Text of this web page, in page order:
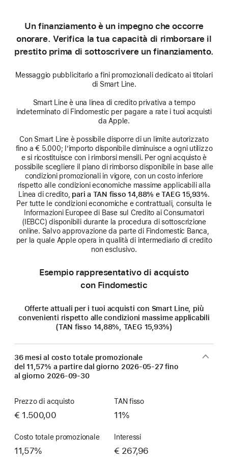
Un finanziamento è un impegno che occorre
onorare. Verifica la tua capacità di rimborsare il
prestito prima di sottoscrivere un finanziamento.
Messaggio pubblicitario a fini promozionali dedicato ai titolari
di Smart Line.
Smart Line è una linea di credito privativa a tempo
indeterminato di Findomestic per pagare a rate i tuoi acquisti
da Apple.
Con Smart Line è possibile disporre di un limite autorizzato
fino a € 5.000; l’importo disponibile diminuisce a ogni utilizzo
e si ricostituisce con i rimborsi mensili. Per ogni acquisto è
possibile scegliere il piano di rimborso disponibile in base alle
condizioni promozionali in vigore, con un costo inferiore
rispetto alle condizioni economiche massime applicabili alla
Linea di credito, pari a TAN fisso 14,88% e TAEG 15,93%.
Per tutte le condizioni economiche e contrattuali, consulta le
Informazioni Europee di Base sul Credito ai Consumatori
(IEBCC) disponibili durante la procedura di sottoscrizione
online. Salvo approvazione da parte di Findomestic Banca,
per la quale Apple opera in qualità di intermediario di credito
non esclusivo.
Esempio rappresentativo di acquisto
con Findomestic
Offerte attuali per i tuoi acquisti con Smart Line, più
convenienti rispetto alle condizioni massime applicabili
(TAN fisso 14,88%, TAEG 15,93%)
36 mesi al costo totale promozionale
del 11,57% a partire dal giorno 2026-05-27fino
al giorno 2026-09-30
Prezzo di acquisto
€ 1.500,00
TAN fisso
11%
Costo totale promozionale
11,57%
Interessi
€ 267,96